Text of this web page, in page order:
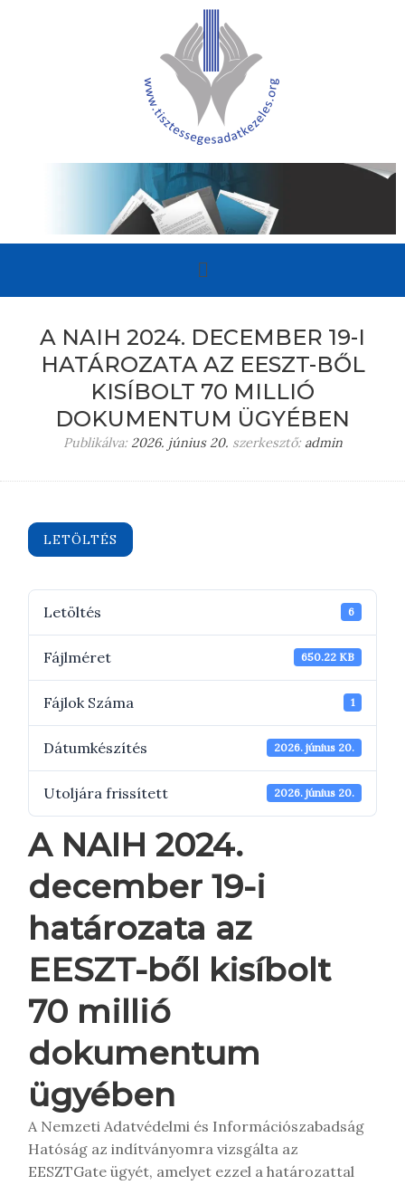
A NAIH 2024. DECEMBER 19-I
HATÁROZATA AZ EESZT-BŐL
KISÍBOLT 70 MILLIÓ
DOKUMENTUM ÜGYÉBEN
Publikálva: 2026. június 20. szerkesztő: admin
LETÖLTÉS
Letöltés 6
Fájlméret 650.22 KB
Fájlok Száma 1
Dátumkészítés 2026. június 20.
Utoljára frissített 2026. június 20.
A NAIH 2024.
december 19-i
határozata az
EESZT-ből kisíbolt
70 millió
dokumentum
ügyében
A Nemzeti Adatvédelmi és Információszabadság
Hatóság az indítványomra vizsgálta az
EESZTGate ügyét, amelyet ezzel a határozattal